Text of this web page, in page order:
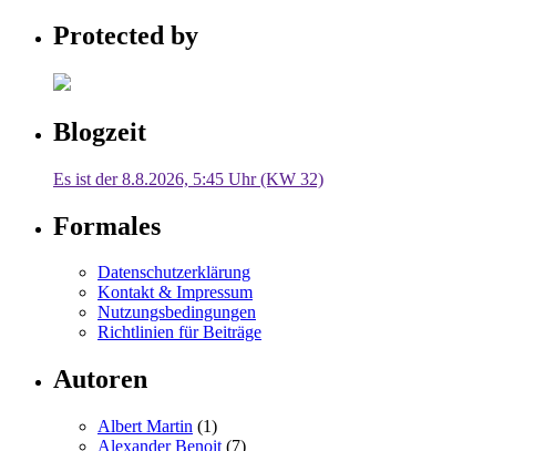
Protected by
Blogzeit
Es ist der 8.8.2026, 5:45 Uhr (KW 32)
Formales
Datenschutzerklärung
Kontakt & Impressum
Nutzungsbedingungen
Richtlinien für Beiträge
Autoren
Albert Martin (1)
Alexander Benoit (7)